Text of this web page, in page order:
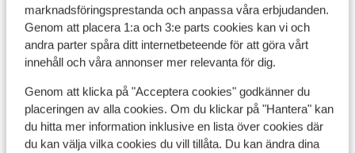
marknadsföringsprestanda och anpassa våra erbjudanden.
Genom att placera 1:a och 3:e parts cookies kan vi och
andra parter spåra ditt internetbeteende för att göra vårt
innehåll och våra annonser mer relevanta för dig.
Genom att klicka på "Acceptera cookies" godkänner du
placeringen av alla cookies. Om du klickar på "Hantera" kan
du hitta mer information inklusive en lista över cookies där
du kan välja vilka cookies du vill tillåta. Du kan ändra dina
Barceló Santiago Hotel
Landmar Playa La Arena Oceanfront Hotel